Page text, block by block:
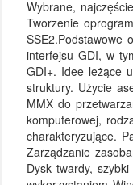
Wybrane,
Tworzenie
SSE2.Podstawowe
interfejsu GDI, w
GDI+. Idee leżące
struktury. Użycie
MMX do
komputerowej,
charakteryzujące.
Zarządzanie
Dysk twardy,